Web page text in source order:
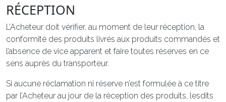
RÉCEPTION
L’Acheteur doit vérifier, au moment de leur réception, la
conformité des produits livrés aux produits commandés et
l’absence de vice apparent et faire toutes réserves en ce
sens auprès du transporteur.
Si aucune réclamation ni réserve n’est formulée à ce titre
par l’Acheteur au jour de la réception des produits, lesdits